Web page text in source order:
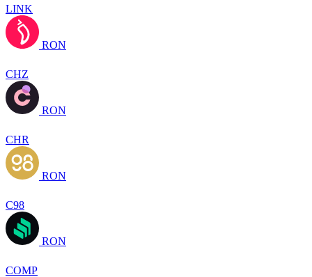
LINK
RON
CHZ
RON
CHR
RON
C98
RON
COMP